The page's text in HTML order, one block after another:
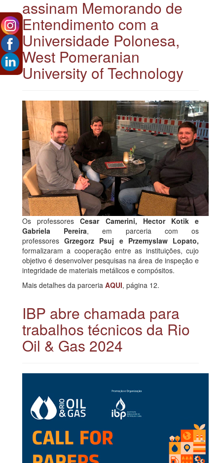
assinam Memorando de
Entendimento com a
Universidade Polonesa,
West Pomeranian
University of Technology
Os professoresCesar Camerini, Hector Kotik e
Gabriela Pereira, em parceria com os
professoresGrzegorz Psuj e Przemyslaw Lopato,
formalizaram a cooperação entre as instituições, cujo
objetivo é desenvolver pesquisas na área de inspeção e
integridade de materiais metálicos e compósitos.
Mais detalhes da parceria AQUI, página 12.
IBP abre chamada para
trabalhos técnicos da Rio
Oil & Gas 2024